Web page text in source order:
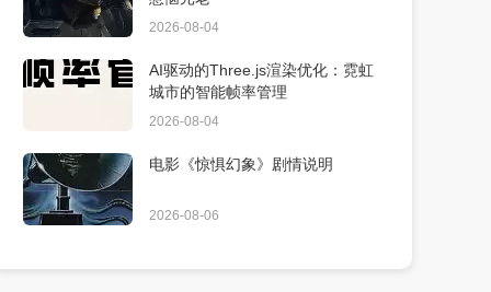
2026-08-04
AI驱动的Three.js渲染优化：霓虹
城市的智能帧率管理
2026-08-04
电影《惊惧幻象》剧情说明
2026-08-06